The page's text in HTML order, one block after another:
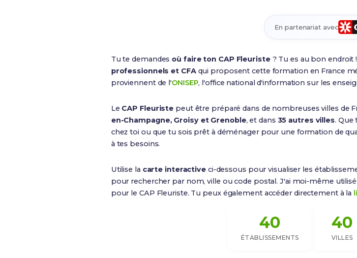
En partenariat avec
Tu te demandes où faire ton CAP Fleuriste? Tu es au bon endroit
professionnels et CFAqui proposent cette formation en France
proviennent de l'ONISEP, l'office national d'information sur les
Le CAP Fleuriste peut être préparé dans de nombreuses villes de
en-Champagne, Groisy et Grenoble, et dans 35 autres villes. Que
chez toi ou que tu sois prêt à déménager pour une formation de
à tes besoins.
Utilise la carte interactiveci-dessous pour visualiser les
pour rechercher par nom, ville ou code postal. J'ai moi-même
pour le CAP Fleuriste. Tu peux également accéder directement à la
40
ÉTABLISSEMENTS
40
VILLES